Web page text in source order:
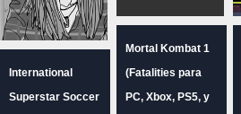
International
Superstar Soccer
Mortal Kombat 1
(Fatalities para
PC, Xbox, PS5, y